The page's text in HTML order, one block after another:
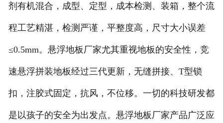
剂有机混合，成型、定型，成本检测、装箱，整个流
程工艺精湛，检测严谨，平整度高，尺寸大小误差
≤0.5mm。悬浮地板厂家尤其重视地板的安全性，竞
速悬浮拼装地板经过三代更新，无缝拼接、T型锁
扣，注胶式固定，抗风，不位移。一切的科技研发都
是以孩子的安全为出发点。悬浮地板厂家产品广泛应